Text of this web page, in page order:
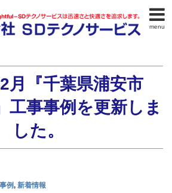
menu
2月『千葉県浦安市
工事事例を更新しま
した。
例, 新着情報